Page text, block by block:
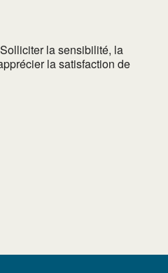
la sensibilité, la
la satisfaction de